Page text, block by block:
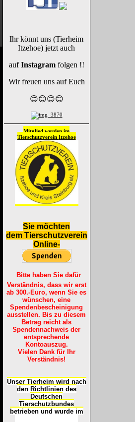
Ihr könnt uns (Tierheim
Itzehoe) jetzt auch
aufInstagramfolgen !!
Wir freuen uns auf Euch
😊😊😊😊
Mitglied werden im
Tierschutzverein Itzehoe
Sie möchten
dem Tierschutzverein
Online-
Bitte haben Sie dafür
Verständnis, dass wir erst
ab 300.-Euro, wenn Sie es
wünschen, eine
Spendenbescheinigung
ausstellen. Bis zu diesem
Betrag reicht als
Spendennachweis der
entsprechende
Kontoauszug.
Vielen Dank für Ihr
Verständnis!
Unser Tierheim wird nach
den Richtlinien des
Deutschen
Tierschutzbundes
betrieben und wurde im